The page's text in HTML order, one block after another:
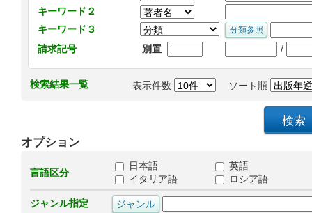
キーワード２
キーワード３
請求記号
別置 /
検索結果一覧 表示件数 ソート順
オプション
言語区分
日本語
英語
イタリア語
ロシア語
ジャンル指定